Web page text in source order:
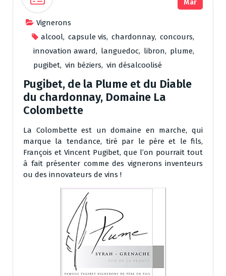
Vignerons
alcool, capsule vis, chardonnay, concours,
innovation award, languedoc, libron, plume,
pugibet, vin béziers, vin désalcoolisé
Mar
Pugibet, de la Plume et du Diable
du chardonnay, Domaine La
Colombette
La Colombette est un domaine en marche, qui
marque la tendance, tiré par le père et le fils,
François et Vincent Pugibet, que l’on pourrait tout
à fait présenter comme des vignerons inventeurs
ou des innovateurs de vins !